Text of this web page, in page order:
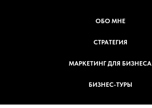
ОБО МНЕ
СТРАТЕГИЯ
МАРКЕТИНГ ДЛЯ БИЗНЕСА
БИЗНЕС-ТУРЫ